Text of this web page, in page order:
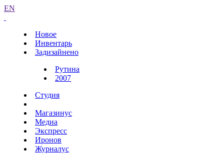
EN
Новое
Инвентарь
Задизайнено
Рутина
2007
Студия
Магазинус
Медиа
Экспресс
Иронов
Журналус